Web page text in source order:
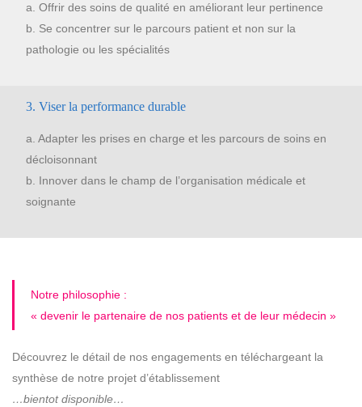
a. Offrir des soins de qualité en améliorant leur pertinence
b. Se concentrer sur le parcours patient et non sur la
pathologie ou les spécialités
3. Viser la performance durable
a. Adapter les prises en charge et les parcours de soins en
décloisonnant
b. Innover dans le champ de l’organisation médicale et
soignante
Notre philosophie :
« devenir le partenaire de nos patients et de leur médecin »
Découvrez le détail de nos engagements en téléchargeant la
synthèse de notre projet d’établissement
…bientot disponible…